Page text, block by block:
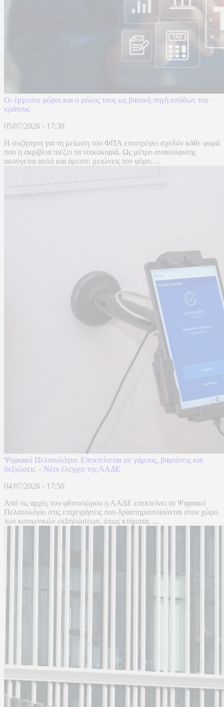
Οι έμμεσοι φόροι και ο ρόλος τους ως βασική πηγή εσόδων του
κράτους
05/07/2026 - 17:30
Η συζήτηση για τη μείωση του ΦΠΑ επιστρέφει σχεδόν κάθε φορά
που η ακρίβεια πιέζει τα νοικοκυριά. Ως μέτρο ανακούφισης
ακούγεται απλό και άμεσο: μειώνεις τον φόρο, ...
Ψηφιακό Πελατολόγιο: Επεκτείνεται σε γάμους, βαφτίσεις και
δεξιώσεις – Νέοι έλεγχοι της ΑΑΔΕ
04/07/2026 - 17:50
Από τις αρχές του φθινοπώρου η ΑΑΔΕ επεκτείνει το Ψηφιακό
Πελατολόγιο στις επιχειρήσεις που δραστηριοποιούνται στον χώρο
των κοινωνικών εκδηλώσεων, όπως κτήματα, ...